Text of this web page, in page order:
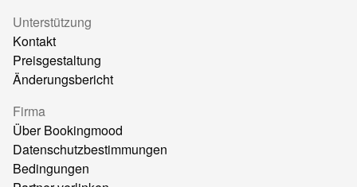
Unterstützung
Kontakt
Preisgestaltung
Änderungsbericht
Firma
Über Bookingmood
Datenschutzbestimmungen
Bedingungen